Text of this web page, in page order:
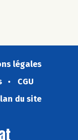
légales
CGU
du site